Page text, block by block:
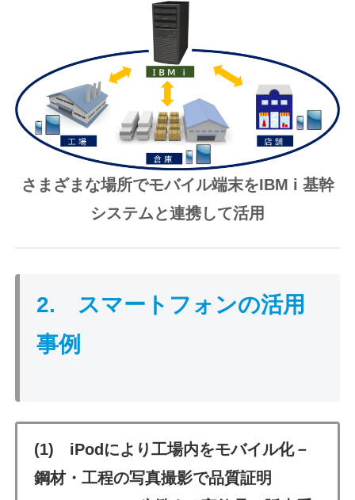
さまざまな場所でモバイル端末をIBM i 基幹
システムと連携して活用
2. スマートフォンの活用
事例
(1) iPodにより工場内をモバイル化－
鋼材・工程の写真撮影で品質証明